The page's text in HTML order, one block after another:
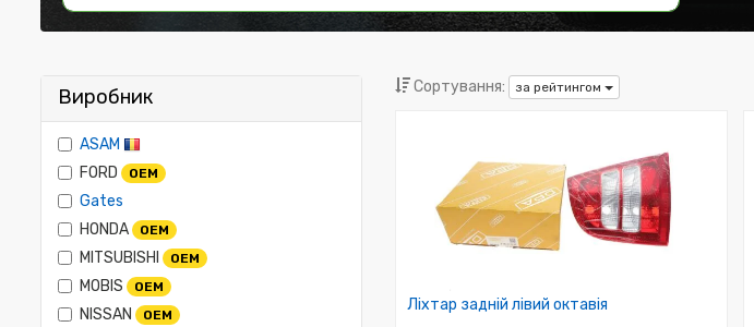
Виробник
ASAM
FORD
OEM
Gates
HONDA
OEM
MITSUBISHI OEM
MOBIS OEM
NISSAN OEM
Сортування: за рейтингом
Ліхтар задній лівий октавія